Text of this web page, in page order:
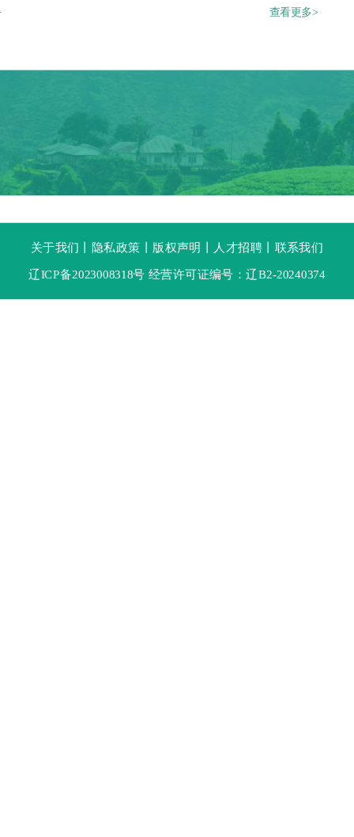
查看更多>
关于我们 隐私政策 版权声明 人才招聘 联系我们
辽ICP备2023008318号 经营许可证编号：辽B2-20240374